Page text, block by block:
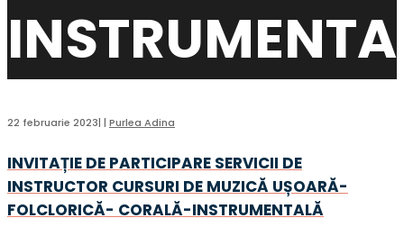
22 februarie 2023| | Purlea Adina
INVITAȚIE DE PARTICIPARE SERVICII DE
INSTRUCTOR CURSURI DE MUZICĂ UȘOARĂ-
FOLCLORICĂ- CORALĂ-INSTRUMENTALĂ